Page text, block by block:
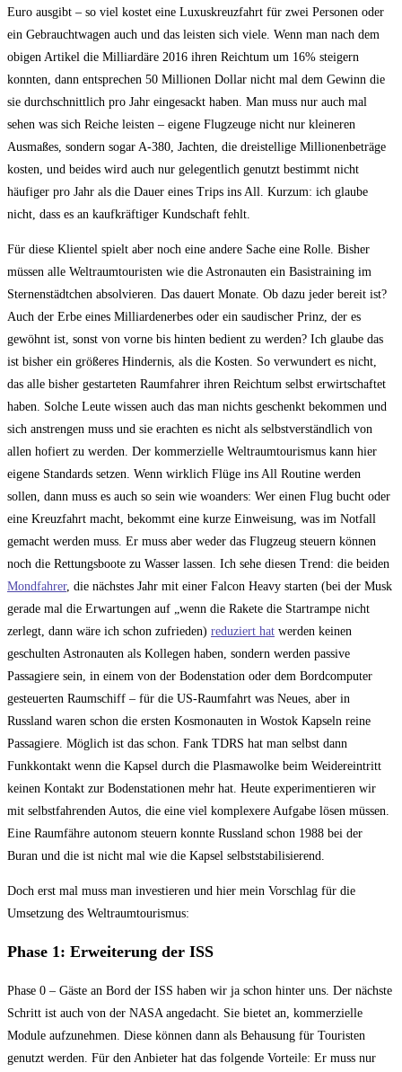
Euro ausgibt – so viel kostet eine Luxuskreuzfahrt für zwei Personen oder
ein Gebrauchtwagen auch und das leisten sich viele. Wenn man nach dem
obigen Artikel die Milliardäre 2016 ihren Reichtum um 16% steigern
konnten, dann entsprechen 50 Millionen Dollar nicht mal dem Gewinn die
sie durchschnittlich pro Jahr eingesackt haben. Man muss nur auch mal
sehen was sich Reiche leisten – eigene Flugzeuge nicht nur kleineren
Ausmaßes, sondern sogar A-380, Jachten, die dreistellige Millionenbeträge
kosten, und beides wird auch nur gelegentlich genutzt bestimmt nicht
häufiger pro Jahr als die Dauer eines Trips ins All. Kurzum: ich glaube
nicht, dass es an kaufkräftiger Kundschaft fehlt.
Für diese Klientel spielt aber noch eine andere Sache eine Rolle. Bisher
müssen alle Weltraumtouristen wie die Astronauten ein Basistraining im
Sternenstädtchen absolvieren. Das dauert Monate. Ob dazu jeder bereit ist?
Auch der Erbe eines Milliardenerbes oder ein saudischer Prinz, der es
gewöhnt ist, sonst von vorne bis hinten bedient zu werden? Ich glaube das
ist bisher ein größeres Hindernis, als die Kosten. So verwundert es nicht,
das alle bisher gestarteten Raumfahrer ihren Reichtum selbst erwirtschaftet
haben. Solche Leute wissen auch das man nichts geschenkt bekommen und
sich anstrengen muss und sie erachten es nicht als selbstverständlich von
allen hofiert zu werden. Der kommerzielle Weltraumtourismus kann hier
eigene Standards setzen. Wenn wirklich Flüge ins All Routine werden
sollen, dann muss es auch so sein wie woanders: Wer einen Flug bucht oder
eine Kreuzfahrt macht, bekommt eine kurze Einweisung, was im Notfall
gemacht werden muss. Er muss aber weder das Flugzeug steuern können
noch die Rettungsboote zu Wasser lassen. Ich sehe diesen Trend: die beiden
Mondfahrer, die nächstes Jahr mit einer Falcon Heavy starten (bei der Musk
gerade mal die Erwartungen auf „wenn die Rakete die Startrampe nicht
zerlegt, dann wäre ich schon zufrieden) reduziert hat werden keinen
geschulten Astronauten als Kollegen haben, sondern werden passive
Passagiere sein, in einem von der Bodenstation oder dem Bordcomputer
gesteuerten Raumschiff – für die US-Raumfahrt was Neues, aber in
Russland waren schon die ersten Kosmonauten in Wostok Kapseln reine
Passagiere. Möglich ist das schon. Fank TDRS hat man selbst dann
Funkkontakt wenn die Kapsel durch die Plasmawolke beim Weidereintritt
keinen Kontakt zur Bodenstationen mehr hat. Heute experimentieren wir
mit selbstfahrenden Autos, die eine viel komplexere Aufgabe lösen müssen.
Eine Raumfähre autonom steuern konnte Russland schon 1988 bei der
Buran und die ist nicht mal wie die Kapsel selbststabilisierend.
Doch erst mal muss man investieren und hier mein Vorschlag für die
Umsetzung des Weltraumtourismus:
Phase 1: Erweiterung der ISS
Phase 0 – Gäste an Bord der ISS haben wir ja schon hinter uns. Der nächste
Schritt ist auch von der NASA angedacht. Sie bietet an, kommerzielle
Module aufzunehmen. Diese können dann als Behausung für Touristen
genutzt werden. Für den Anbieter hat das folgende Vorteile: Er muss nur